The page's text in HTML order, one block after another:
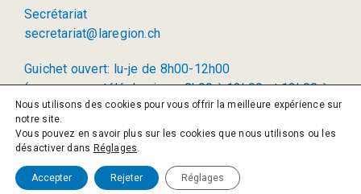
Secrétariat
secretariat@laregion.ch
Guichet ouvert: lu-je de 8h00-12h00
(permanence téléphonique: 8h00 à 12h00 et 13h00 à
17h00)
© 2026 La Région SA
Nous utilisons des cookies pour vous offrir la meilleure expérience sur
notre site.
Vous pouvez en savoir plus sur les cookies que nous utilisons ou les
désactiver dans Réglages.
Accepter Rejeter Réglages